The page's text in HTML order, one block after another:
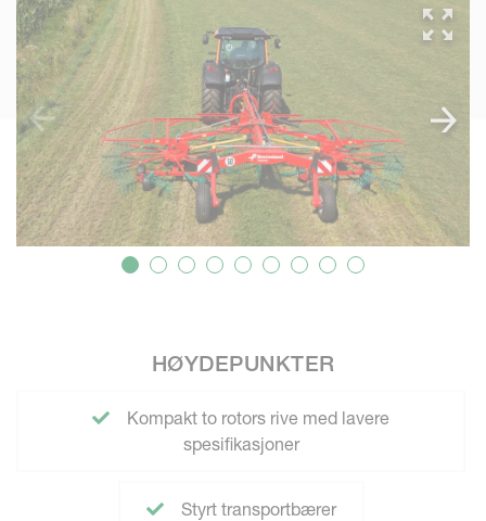
HØYDEPUNKTER
Kompakt to rotors rive med lavere
spesifikasjoner
Styrt transportbærer